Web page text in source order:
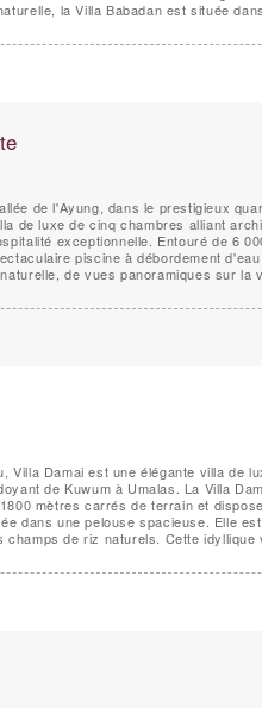
la Villa Babadan est située
de l'Ayung, dans le prestigieux
de luxe de cinq chambres alliant
exceptionnelle. Entouré de 6
piscine à débordement
de vues panoramiques sur la
Villa Damai est une élégante villa de
de Kuwum à Umalas. La Villa
mètres carrés de terrain et
dans une pelouse spacieuse. Elle
champs de riz naturels. Cette